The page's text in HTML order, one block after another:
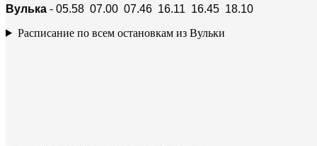
Вулька - 05.58 07.00 07.46 16.11 16.45 18.10
Расписание по всем остановкам из Вульки